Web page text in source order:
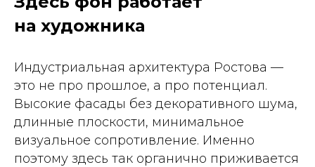
на художника
Индустриальная архитектура Ростова —
это не про прошлое, а про потенциал.
Высокие фасады без декоративного шума,
длинные плоскости, минимальное
визуальное сопротивление. Именно
поэтому здесь так органично приживается